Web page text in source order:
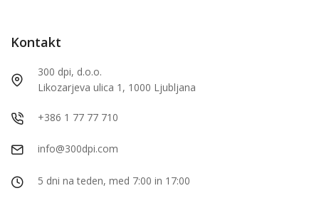
Kontakt
300 dpi, d.o.o.
Likozarjeva ulica 1, 1000 Ljubljana
+386 1 77 77 710
info@300dpi.com
5 dni na teden, med 7:00 in 17:00